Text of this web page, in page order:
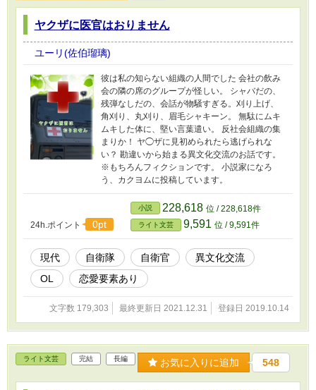
ヤクザに医官はおりません
ユーリ(佐伯瑠璃)
彼は私の知らない組織の人間でした 会社の飲み
会の隣の席のグループが怪しい。 シャバだの、
残弾なしだの、会話が物騒すぎる。刈り上げ、
角刈り、丸刈り、眉毛シャキーン。 無駄にムキ
ムキした体に、堅い言葉遣い。 反社会組織の集
まりか！ ヤ◯ザに見初められたら逃げられな
い？ 勘違いから始まる異文化交流のお話です。
※もちろんフィクションです。 小説家になろ
う、カクヨムに投稿しています。
24h.ポイント 0pt
小説 228,618 位 / 228,618件
ライト文芸 9,591 位 / 9,591件
現代 自衛隊 自衛官
異文化交流
OL
恋愛要素あり
文字数 179,303 最終更新日 2021.12.31 登録日 2019.10.14
ライト文芸 完結 長編 お気に入りに追加 548